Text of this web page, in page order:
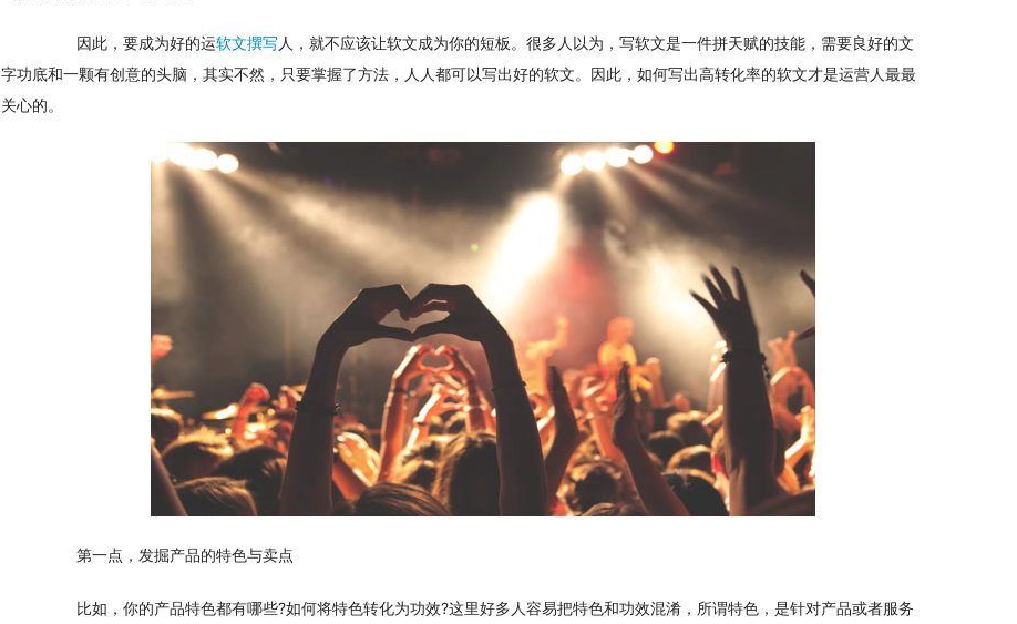
因此，要成为好的运软文撰写人，就不应该让软文成为你的短板。很多人以为，写软文是一件拼天赋的技能，需要良好的文
字功底和一颗有创意的头脑，其实不然，只要掌握了方法，人人都可以写出好的软文。因此，如何写出高转化率的软文才是运营人最最
关心的。
第一点，发掘产品的特色与卖点
比如，你的产品特色都有哪些?如何将特色转化为功效?这里好多人容易把特色和功效混淆，所谓特色，是针对产品或者服务